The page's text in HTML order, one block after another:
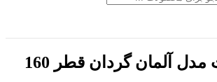
چرخ دایکاست مدل آلمان گردان قطر 160